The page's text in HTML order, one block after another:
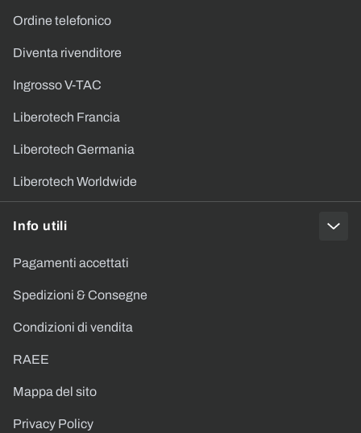
Ordine telefonico
Diventa rivenditore
Ingrosso V-TAC
Liberotech Francia
Liberotech Germania
Liberotech Worldwide
Info utili
Pagamenti accettati
Spedizioni & Consegne
Condizioni di vendita
RAEE
Mappa del sito
Privacy Policy